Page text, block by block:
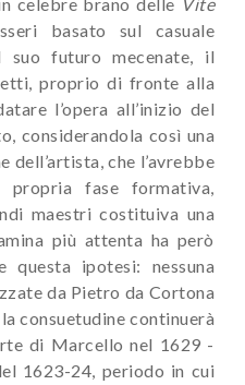
celebre brano delle Vite
basato sul casuale
futuro mecenate, il
proprio di fronte alla
l’opera all’inizio del
considerandola così una
che l’avrebbe
propria fase formativa,
maestri costituiva una
più attenta ha però
questa ipotesi: nessuna
da Pietro da Cortona
consuetudine continuerà
di Marcello nel 1629 -
1623-24, periodo in cui